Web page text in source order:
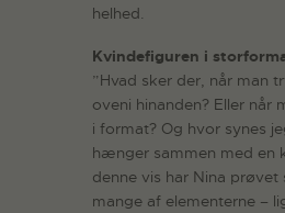
helhed.
Kvindefiguren i
”Hvad sker der, når man
oveni hinanden? Eller når
i format? Og hvor synes
hænger sammen med en
denne vis har Nina prøvet
mange af elementerne –